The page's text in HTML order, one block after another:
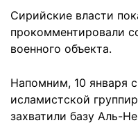
Сирийские власти
прокомментировали
военного объекта.
Напомним, 10 января
исламистской
захватили базу Аль-